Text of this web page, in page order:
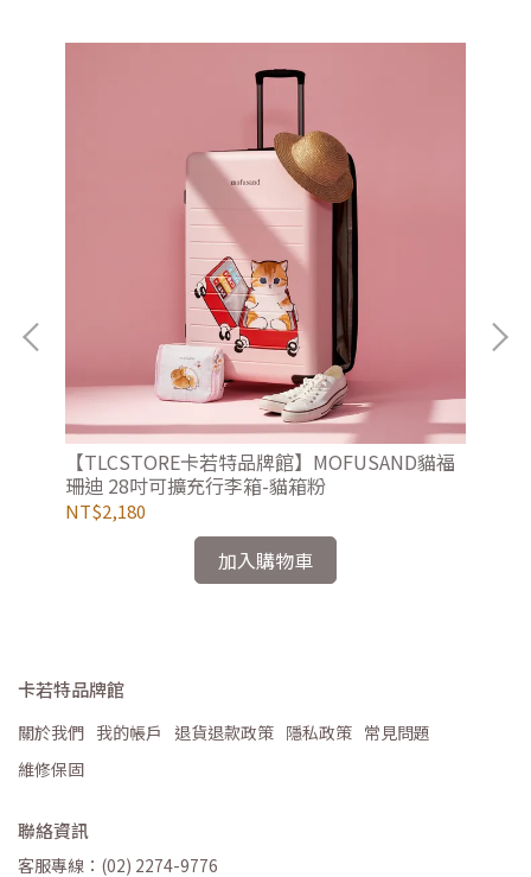
【TLCSTORE卡若特品牌館】MOFUSAND貓福
珊迪 28吋可擴充行李箱-貓箱粉
NT$2,180
加入購物車
卡若特品牌館
關於我們 我的帳戶 退貨退款政策 隱私政策 常見問題
維修保固
聯絡資訊
客服專線：(02) 2274-9776